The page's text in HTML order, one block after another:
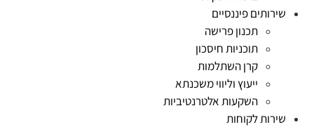
שירותים פיננסיים
תכנון פרישה
תוכניות חיסכון
קרן השתלמות
ייעוץ וליווי משכנתא
השקעות אלטרנטיביות
שירות לקוחות